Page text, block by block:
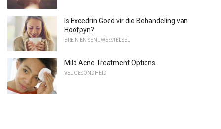
Is Excedrin Goed vir die Behandeling van
Hoofpyn?
BREIN EN SENUWEESTELSEL
Mild Acne Treatment Options
VEL GESONDHEID